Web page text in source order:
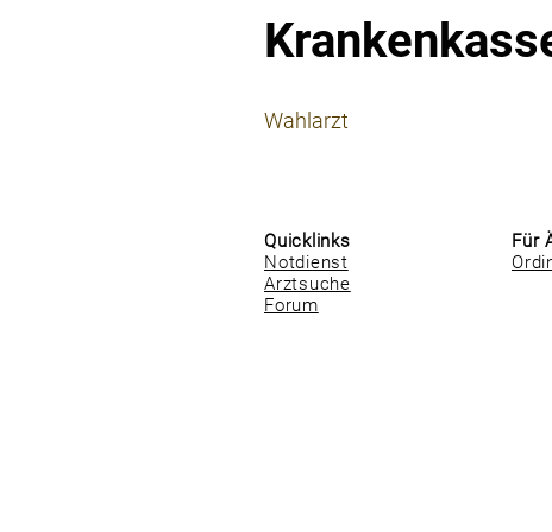
Wahlarzt
Quicklinks
Notdienst
Arztsuche
Forum
Für